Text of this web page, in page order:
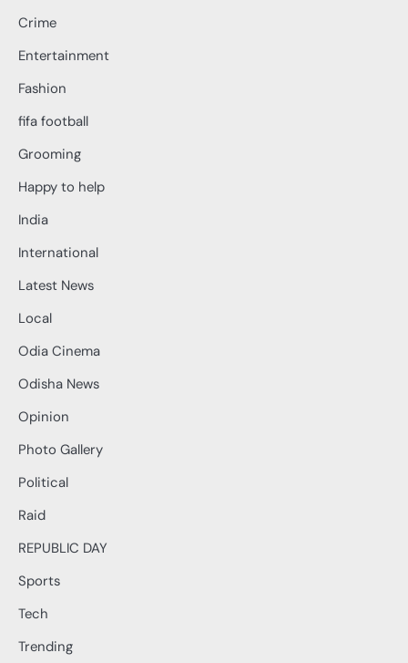
Crime
Entertainment
Fashion
fifa football
Grooming
Happy to help
India
International
Latest News
Local
Odia Cinema
Odisha News
Opinion
Photo Gallery
Political
Raid
REPUBLIC DAY
Sports
Tech
Trending